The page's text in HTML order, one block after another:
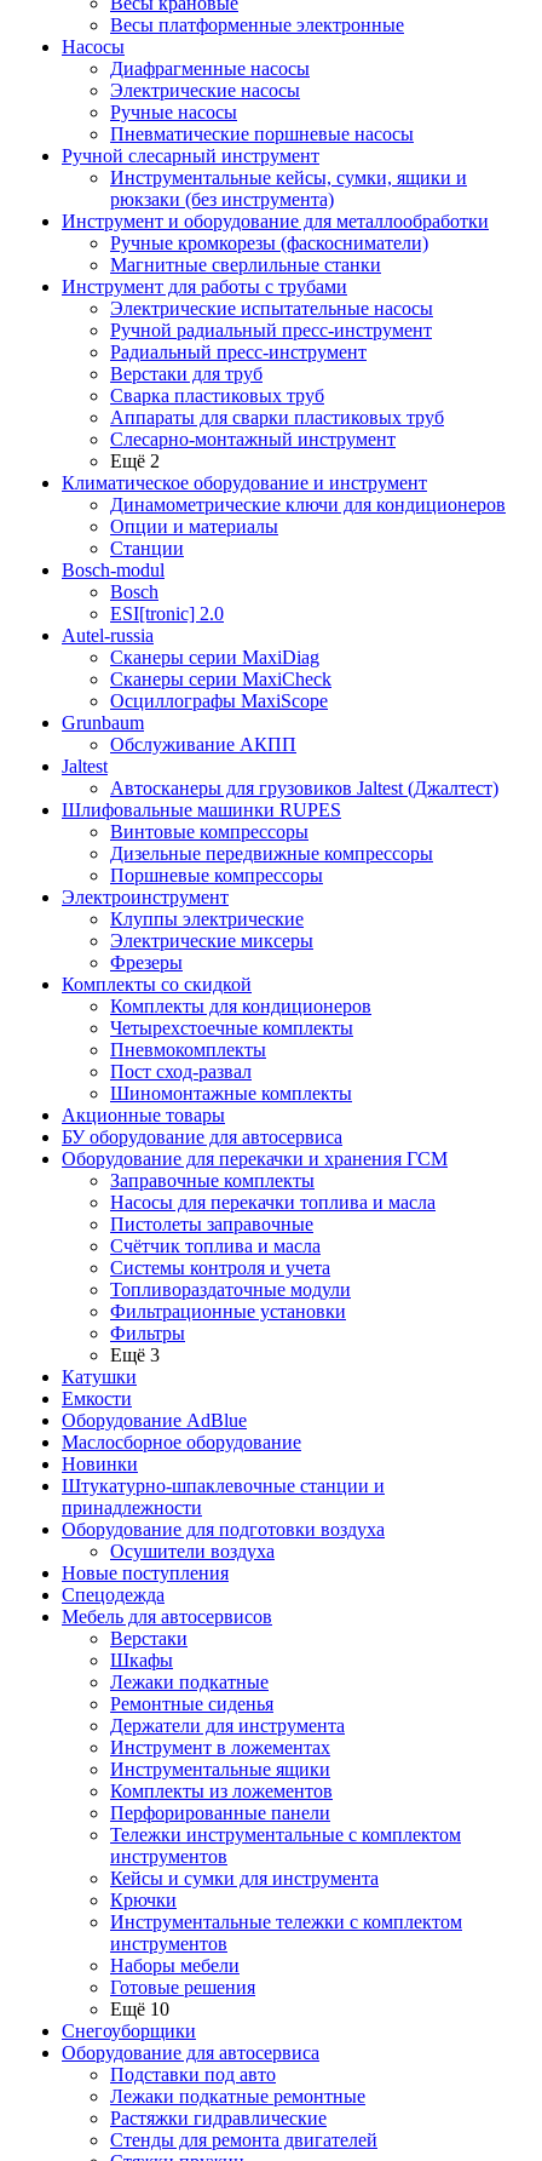
Весы платформенные электронные
Насосы
Диафрагменные насосы
Электрические насосы
Ручные насосы
Пневматические поршневые насосы
Ручной слесарный инструмент
Инструментальные кейсы, сумки, ящики и
рюкзаки (без инструмента)
Инструмент и оборудование для металлообработки
Ручные кромкорезы (фаскосниматели)
Магнитные сверлильные станки
Инструмент для работы с трубами
Электрические испытательные насосы
Ручной радиальный пресс-инструмент
Радиальный пресс-инструмент
Верстаки для труб
Сварка пластиковых труб
Аппараты для сварки пластиковых труб
Слесарно-монтажный инструмент
Ещё 2
Климатическое оборудование и инструмент
Динамометрические ключи для кондиционеров
Опции и материалы
Станции
Bosch-modul
Bosch
ESI[tronic] 2.0
Autel-russia
Сканеры серии MaxiDiag
Сканеры серии MaxiCheck
Осциллографы MaxiScope
Grunbaum
Обслуживание АКПП
Jaltest
Автосканеры для грузовиков Jaltest (Джалтест)
Шлифовальные машинки RUPES
Винтовые компрессоры
Дизельные передвижные компрессоры
Поршневые компрессоры
Электроинструмент
Клуппы электрические
Электрические миксеры
Фрезеры
Комплекты со скидкой
Комплекты для кондиционеров
Четырехстоечные комплекты
Пневмокомплекты
Пост сход-развал
Шиномонтажные комплекты
Акционные товары
БУ оборудование для автосервиса
Оборудование для перекачки и хранения ГСМ
Заправочные комплекты
Насосы для перекачки топлива и масла
Пистолеты заправочные
Счётчик топлива и масла
Системы контроля и учета
Топливораздаточные модули
Фильтрационные установки
Фильтры
Ещё 3
Катушки
Емкости
Оборудование AdBlue
Маслосборное оборудование
Новинки
Штукатурно-шпаклевочные станции и
принадлежности
Оборудование для подготовки воздуха
Осушители воздуха
Новые поступления
Спецодежда
Мебель для автосервисов
Верстаки
Шкафы
Лежаки подкатные
Ремонтные сиденья
Держатели для инструмента
Инструмент в ложементах
Инструментальные ящики
Комплекты из ложементов
Перфорированные панели
Тележки инструментальные с комплектом
инструментов
Кейсы и сумки для инструмента
Крючки
Инструментальные тележки с комплектом
инструментов
Наборы мебели
Готовые решения
Ещё 10
Снегоуборщики
Оборудование для автосервиса
Подставки под авто
Лежаки подкатные ремонтные
Растяжки гидравлические
Стенды для ремонта двигателей